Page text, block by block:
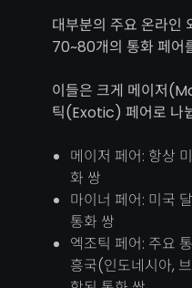
대부분의 주요 온라인
70~80개의 통화 페어
이들은 크게 메이저
틱(Exotic) 페어로 나
메이저 페어: 항상
화 쌍
마이너 페어: 미국
통화 쌍
엑조틱 페어: 주요
흥국(인도네시아,